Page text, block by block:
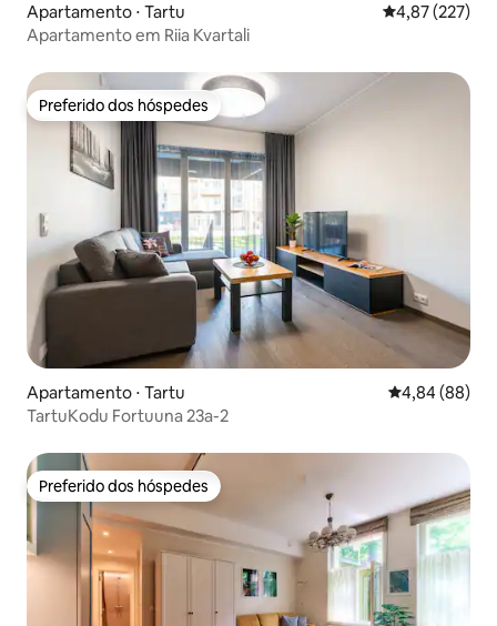
Apartamento ⋅ Tartu 4,87 de uma
4,87 (227)
Apartamento em Riia Kvartali
Preferido dos hóspedes
Preferido dos hóspedes
Apartamento ⋅ Tartu 4,84 de uma
4,84 (88)
TartuKodu Fortuuna 23a-2
Preferido dos hóspedes
Preferido dos hóspedes